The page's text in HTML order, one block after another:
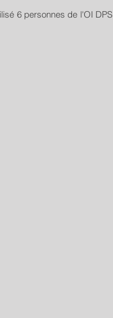
6 personnes de l'OI